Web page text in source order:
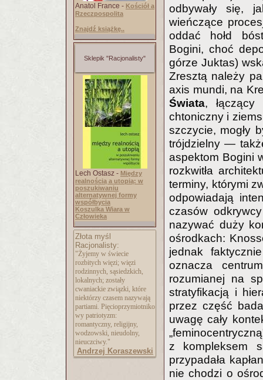
Anatol France - Kościół a
Rzeczpospolita
Znajdź książkę..
Sklepik "Racjonalisty"
Lech Ostasz - Między
realnością a utopią: w
poszukiwaniu
alternatywnej formy
współbycia
Koszulka Wiara w
Człowieka
Złota myśl
Racjonalisty:
"Żyjemy w świecie
rozbitych więzi; więzi
rodzinnych, sąsiedzkich,
lokalnych; zostały
cwaniackie związki, które
niektórzy czasem nazywają
partiami. Pięcioprzymiotniko
wy patriotyzm:
romantyczny, religijny,
wodzowski, nieudolny,
nieuczciwy."
Andrzej Koraszewski
odbywały się,
wieńczące
oddać hołd
Bogini, choć
górze Juktas)
Zresztą należy
axis mundi, na
Świata, łączący
chtoniczny i
szczycie, mogły
trójdzielny —
aspektom Bogini
rozkwitła
terminy, którymi
odpowiadają
czasów
nazywać duży
ośrodkach:
jednak
oznacza
rozumianej na
stratyfikacją i
przez część
uwagę cały
z kompleksem
przypadała
nie chodzi o